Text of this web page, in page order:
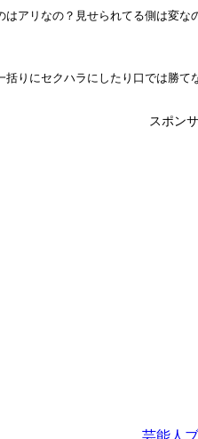
アリなの？見せられてる側は変な
りにセクハラにしたり口では勝
スポン
芸能人